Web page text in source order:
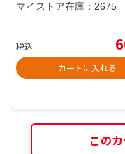
マイストア在庫： 2675
税込
カートに入れる
この